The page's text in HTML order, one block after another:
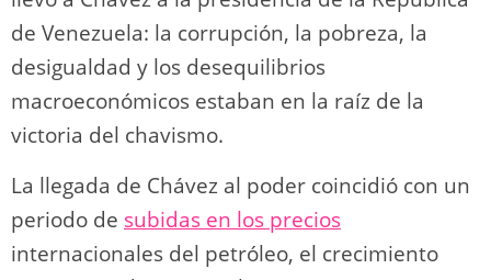
de Venezuela: la corrupción, la pobreza, la
desigualdad y los desequilibrios
macroeconómicos estaban en la raíz de la
victoria del chavismo.
La llegada de Chávez al poder coincidió con un
periodo de subidas en los precios
internacionales del petróleo, el crecimiento